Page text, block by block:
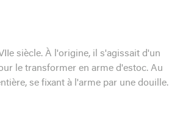
siècle. À l'origine, il s'agissait d'un
le transformer en arme d'estoc. Au
se fixant à l'arme par une douille.